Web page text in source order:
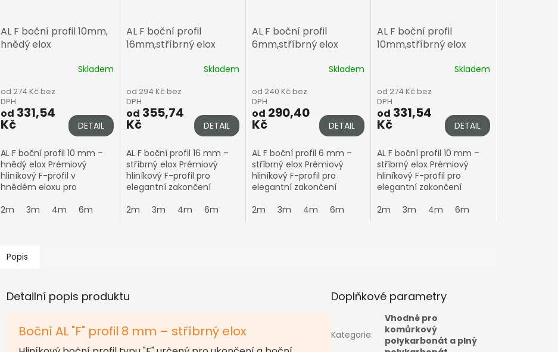
AL F boční profil 10mm,
hnědý elox
Skladem
od 274 Kč bez
DPH
od 331,54
Kč DETAIL
AL F boční profil 10 mm –
hnědý elox Prémiový
hliníkový F-profil v
hnědém eloxu pro
zakončení
2m 3m 4m 6m
AL F boční profil
16mm,stříbrný elox
Skladem
od 294 Kč bez
DPH
od 355,74
Kč DETAIL
AL F boční profil 16 mm –
stříbrný elox Prémiový
hliníkový F-profil pro
elegantní zakončení
o tloušťce 16 mm
2m 3m 4m 6m
AL F boční profil
6mm,stříbrný elox
Skladem
od 240 Kč bez
DPH
od 290,40
Kč DETAIL
AL F boční profil 6 mm –
stříbrný elox Prémiový
hliníkový F-profil pro
elegantní zakončení
o tloušťce 6 mm
2m 3m 4m 6m
AL F boční profil
10mm,stříbrný elox
Skladem
od 274 Kč bez
DPH
od 331,54
Kč DETAIL
AL F boční profil 10 mm –
stříbrný elox Prémiový
hliníkový F-profil pro
elegantní zakončení
o tloušťce 10 mm
2m 3m 4m 6m
Popis
Detailní popis produktu
Boční AL "F" profil 8 mm – stříbrný elox
Doplňkové parametry
Kategorie:
Vhodné pro
komůrkový
polykarbonát a plný